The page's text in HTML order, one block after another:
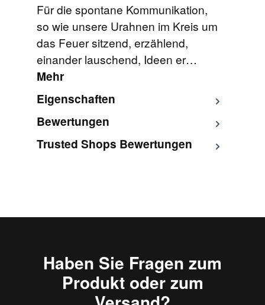
Für die spontane Kommunikation,
so wie unsere Urahnen im Kreis um
das Feuer sitzend, erzählend,
einander lauschend, Ideen er…
Mehr
Eigenschaften
Bewertungen
Trusted Shops Bewertungen
Haben Sie Fragen zum
Produkt oder zum